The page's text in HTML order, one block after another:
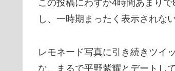
この投稿にわずか4時間あまり
し、一時期まったく表示されな
レモネード写真に引き続きツイ
な、まるで平野紫耀とデートし